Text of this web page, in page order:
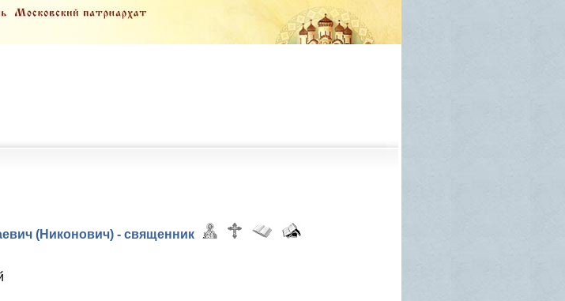
(Никонович) - священник